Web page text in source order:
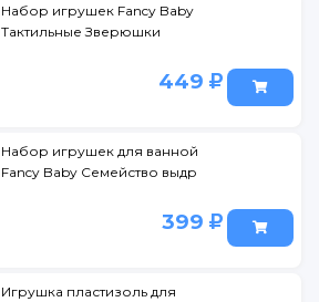
Набор игрушек Fancy Baby
Тактильные Зверюшки
449
Набор игрушек для ванной
Fancy Baby Семейство выдр
399
Игрушка пластизоль для